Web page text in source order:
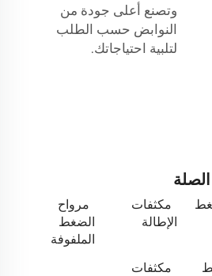
وتصنع أعلى جودة من
النوابض حسب الطلب
لتلبية احتياجاتك.
مكثفات
الإطالة
مرواح
الضغط
الملفوفة
مكثفات